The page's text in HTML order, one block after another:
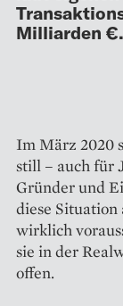
Milliarden €.
Im März 2020
still – auch für
Gründer und
diese
wirklich
sie in der
offen.